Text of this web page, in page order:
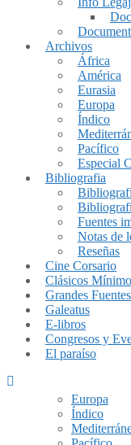
Archivos
África
América
Eurasia
Europa
Índico
Pacífico
Especial
Bibliografia
Fuentes
Notas de
Reseñas
Cine Corsario
Clásicos
Grandes Fuentes
Galeatus
E-libros
Congresos y
El paraíso
Europa
Índico